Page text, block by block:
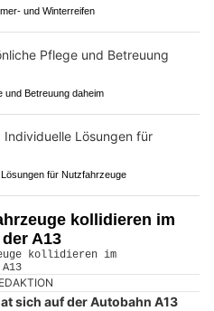
und Winterreifen
und Betreuung daheim
für Nutzfahrzeuge
kollidieren im
A13
sich auf der Autobahn A13